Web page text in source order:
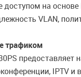
доступом на
VLAN,
трафиком
IPTV